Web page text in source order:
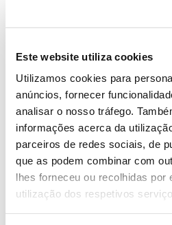
Este website utiliza cookies
Utilizamos cookies para
anúncios, fornecer
analisar o nosso tráfego.
informações acerca da
parceiros de redes sociais, de
que as podem combinar com
lhes forneceu ou recolhidas por
utilização dos respetivos
VER TODAS AS